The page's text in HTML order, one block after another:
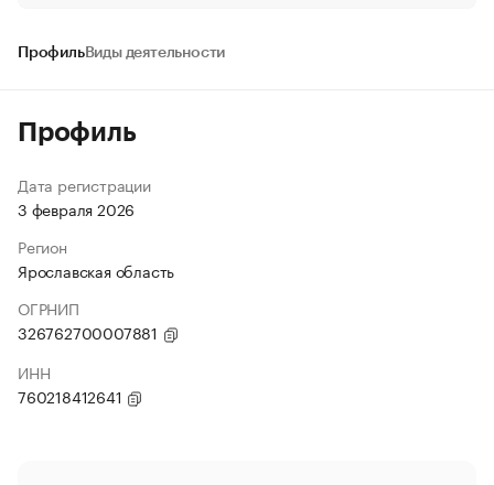
ПрофильВиды деятельности
Профиль
Дата регистрации
3 февраля 2026
Регион
Ярославская область
ОГРНИП
326762700007881
ИНН
760218412641